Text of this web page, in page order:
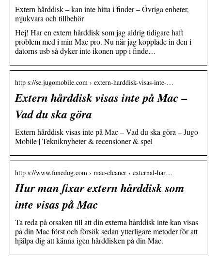
Extern hårddisk – kan inte hitta i finder – Övriga enheter,
mjukvara och tillbehör
Hej! Har en extern hårddisk som jag aldrig tidigare haft
problem med i min Mac pro. Nu när jag kopplade in den i
datorns usb så dyker inte ikonen upp i finde…
http s://se.jugomobile.com › extern-harddisk-visas-inte-…
Extern hårddisk visas inte på Mac –
Vad du ska göra
Extern hårddisk visas inte på Mac – Vad du ska göra – Jugo
Mobile | Tekniknyheter & recensioner & spel
http s://www.fonedog.com › mac-cleaner › external-har…
Hur man fixar extern hårddisk som
inte visas på Mac
Ta reda på orsaken till att din externa hårddisk inte kan visas
på din Mac först och försök sedan ytterligare metoder för att
hjälpa dig att känna igen hårddisken på din Mac.